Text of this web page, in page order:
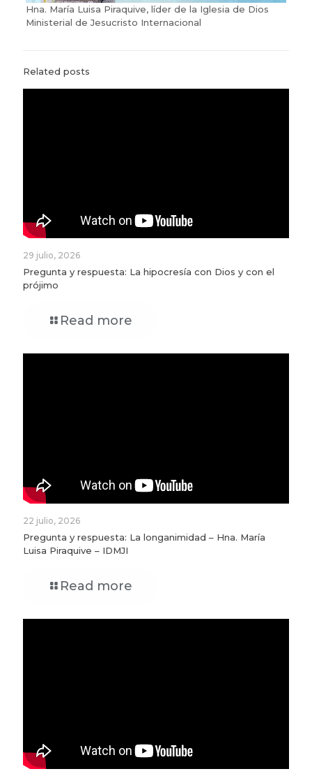
Hna. María Luisa Piraquive, líder de la Iglesia de Dios
Ministerial de Jesucristo Internacional
Related posts
29 julio, 2026
Pregunta y respuesta: La hipocresía con Dios y con el
prójimo
Read more
22 julio, 2026
Pregunta y respuesta: La longanimidad – Hna. María
Luisa Piraquive – IDMJI
Read more